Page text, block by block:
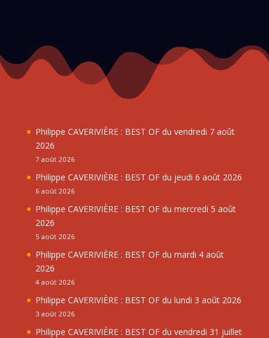
Philippe CAVERIVIÈRE : BEST OF du vendredi 7 août
2026
7 août 2026
Philippe CAVERIVIÈRE : BEST OF du jeudi 6 août 2026
6 août 2026
Philippe CAVERIVIÈRE : BEST OF du mercredi 5 août
2026
5 août 2026
Philippe CAVERIVIÈRE : BEST OF du mardi 4 août
2026
4 août 2026
Philippe CAVERIVIÈRE : BEST OF du lundi 3 août 2026
3 août 2026
Philippe CAVERIVIÈRE : BEST OF du vendredi 31 juillet